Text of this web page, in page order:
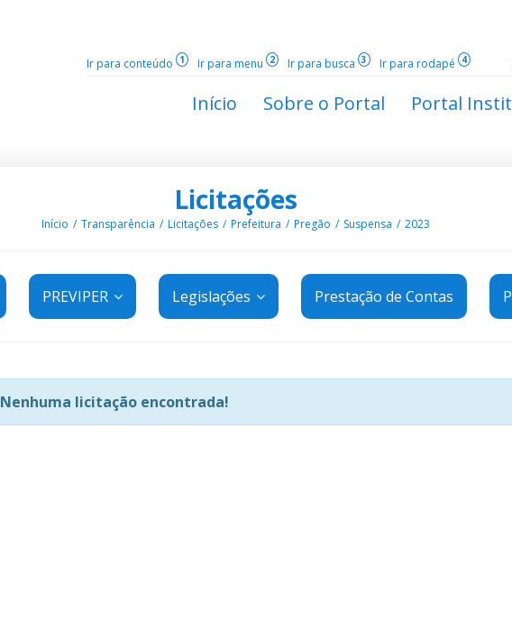
Ir para conteúdo 1 Ir para menu 2 Ir para busca 3 Ir para rodapé 4
Início Sobre o Portal Portal
Licitações
Início Transparência Licitações Prefeitura Pregão Suspensa 2023
PREVIPER Legislações Prestação de Contas
Nenhuma licitação encontrada!